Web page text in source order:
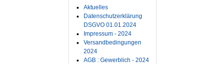
Aktuelles
Datenschutzerklärung
DSGVO 01.01.2024
Impressum - 2024
Versandbedingungen
2024
AGB : Gewerblich - 2024